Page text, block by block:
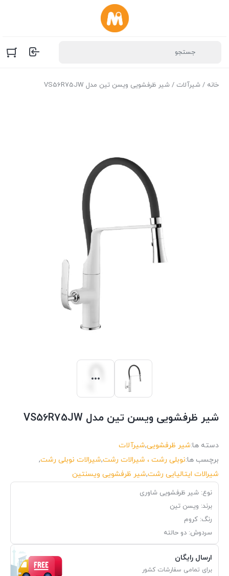
خانه / شیرآلات / شیر ظرفشویی ویسن تین مدل VS56R75JW
شیر ظرفشویی ویسن تین مدل VS56R75JW
دسته ها:شیر ظرفشویی,شیرآلات
برچسب ها:نوبلی رشت ، شیرالات رشت,شیرالات نوبلی رشت,
شیرالات ایتالیایی رشت,شیر ظرفشویی ویسنتین
نوع: شیر ظرفشویی شاوری
برند: ویسن تین
رنگ: کروم
سردوش: دو حالته
ارسال رایگان
برای تمامی سفارشات کشور